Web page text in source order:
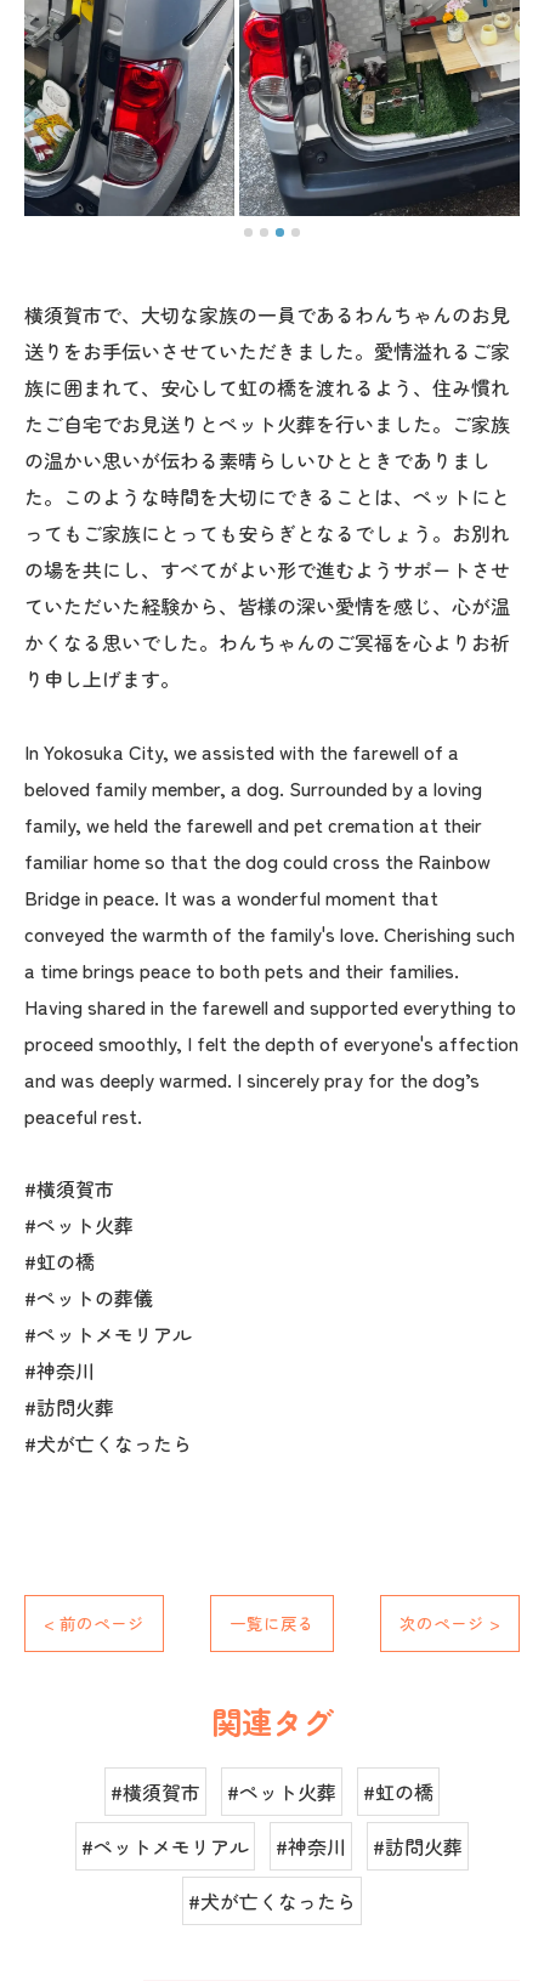
横須賀市で、大切な家族の一員であるわんちゃんのお見
送りをお手伝いさせていただきました。愛情溢れるご家
族に囲まれて、安心して虹の橋を渡れるよう、住み慣れ
たご自宅でお見送りとペット火葬を行いました。ご家族
の温かい思いが伝わる素晴らしいひとときでありまし
た。このような時間を大切にできることは、ペットにと
ってもご家族にとっても安らぎとなるでしょう。お別れ
の場を共にし、すべてがよい形で進むようサポートさせ
ていただいた経験から、皆様の深い愛情を感じ、心が温
かくなる思いでした。わんちゃんのご冥福を心よりお祈
り申し上げます。
In Yokosuka City, we assisted with the farewell of a
beloved family member, a dog. Surrounded by a loving
family, we held the farewell and pet cremation at their
familiar home so that the dog could cross the Rainbow
Bridge in peace. It was a wonderful moment that
conveyed the warmth of the family's love. Cherishing such
a time brings peace to both pets and their families.
Having shared in the farewell and supported everything to
proceed smoothly, I felt the depth of everyone's affection
and was deeply warmed. I sincerely pray for the dog’s
peaceful rest.
#横須賀市
#ペット火葬
#虹の橋
#ペットの葬儀
#ペットメモリアル
#神奈川
#訪問火葬
#犬が亡くなったら
< 前のページ 一覧に戻る 次のページ >
関連タグ
#横須賀市 #ペット火葬
#虹の橋
#ペットメモリアル
#神奈川
#訪問火葬
#犬が亡くなったら